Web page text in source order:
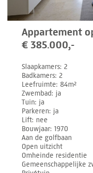
Appartement
€ 385.000,-
Slaapkamers 2
Badkamers 2
Leefruimte 84m²
Zwembad ja
Tuin ja
Parkeren ja
Lift nee
Bouwjaar 1970
Aan de golfbaan
Open uitzicht
Omheinde residentie
Gemeenschappelijke